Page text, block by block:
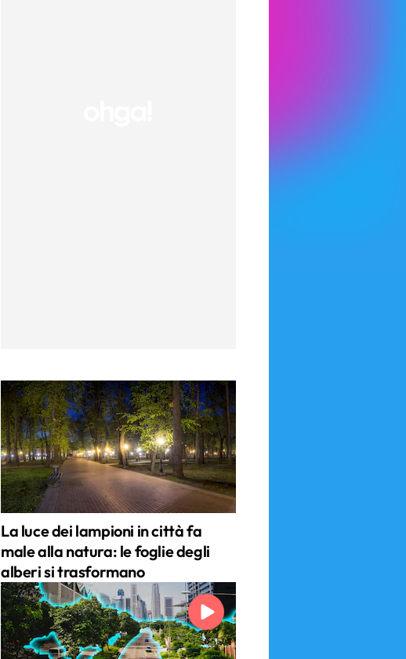
La luce dei lampioni in città fa
male alla natura: le foglie degli
alberi si trasformano